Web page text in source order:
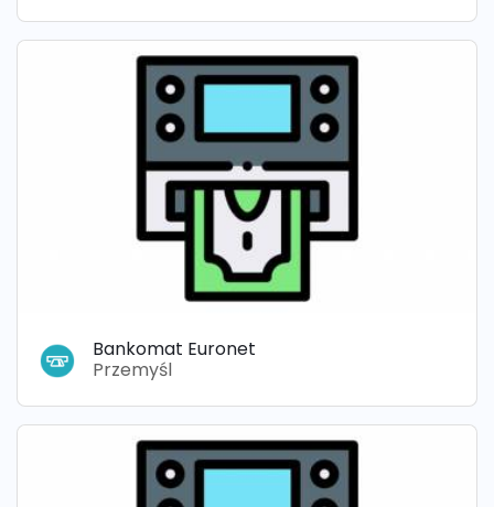
Bankomat Euronet
Przemyśl